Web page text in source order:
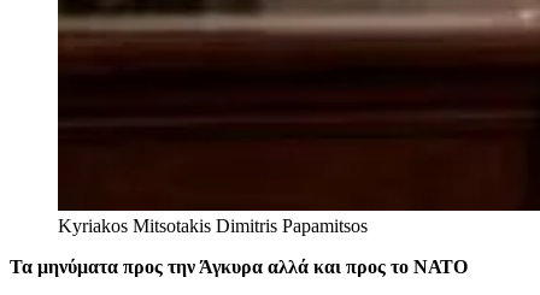
Kyriakos Mitsotakis Dimitris Papamitsos
Τα μηνύματα προς την Άγκυρα αλλά και προς το ΝΑΤΟ